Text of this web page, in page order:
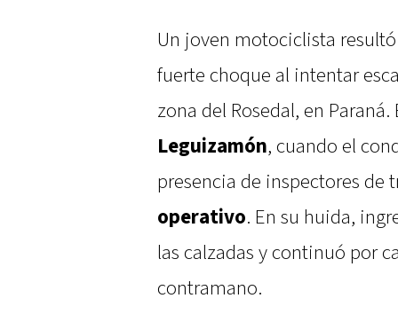
Un joven motociclista
fuerte choque al intentar
zona del Rosedal, en
Leguizamón, cuando el
presencia de inspectores de
operativo. En su huida,
las calzadas y continuó por
contramano.